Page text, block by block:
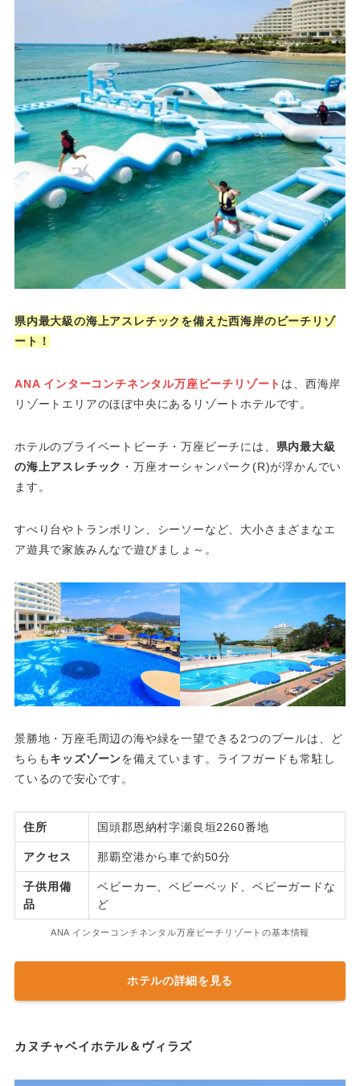
県内最大級の海上アスレチックを備えた西海岸のビーチリゾ
ート！
ANA インターコンチネンタル万座ビーチリゾート は、西海岸
リゾートエリアのほぼ中央にあるリゾートホテルです。
ホテルのプライベートビーチ・万座ビーチには、 県内最大級
の海上アスレチック ・万座オーシャンパーク(R)が浮かんでい
ます。
すべり台やトランポリン、シーソーなど、大小さまざまなエ
ア遊具で家族みんなで遊びましょ～。
景勝地・万座毛周辺の海や緑を一望できる2つのプールは、ど
ちらもキッズゾーンを備えています。ライフガードも常駐し
ているので安心です。
住所 国頭郡恩納村字瀬良垣2260番地
アクセス 那覇空港から車で約50分
子供用備
品
ベビーカー、ベビーベッド、ベビーガードな
ど
ANA インターコンチネンタル万座ビーチリゾートの基本情報
ホテルの詳細を見る
カヌチャベイホテル＆ヴィラズ